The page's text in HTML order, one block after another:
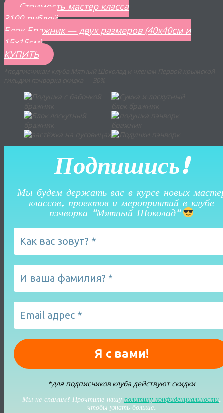
Стоимость мастер класса
3100 рублей
Блок Бражник — двух размеров (40х40см и
15х15см)
КУПИТЬ
подписчикам клуба Мятный Шоколад и членам Первой крымской
гильдии пэчворка скидка — 30%
Подпишись!
Мы будем держать вас в курсе новых
классов, проектов и мероприятий в клубе
пэчворка "Мятный Шоколад"
*для подписчиков клуба действуют скидки
Мы не спамим! Прочтите нашу политику конфиденциальности,
чтобы узнать больше.